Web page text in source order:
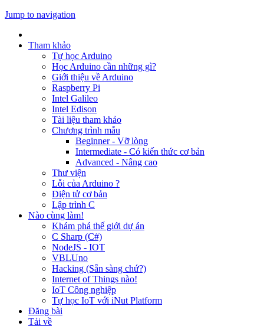
Jump to navigation
Tham khảo
Tự học Arduino
Học Arduino cần những gì?
Giới thiệu về Arduino
Raspberry Pi
Intel Galileo
Intel Edison
Tài liệu tham khảo
Chương trình mẫu
Beginner - Vỡ lòng
Intermediate - Có kiến thức cơ bản
Advanced - Nâng cao
Thư viện
Lỗi của Arduino ?
Điện tử cơ bản
Lập trình C
Nào cùng làm!
Khám phá thế giới dự án
C Sharp (C#)
NodeJS - IOT
VBLUno
Hacking (Sẵn sàng chứ?)
Internet of Things nào!
IoT Công nghiệp
Tự học IoT với iNut Platform
Đăng bài
Tải về